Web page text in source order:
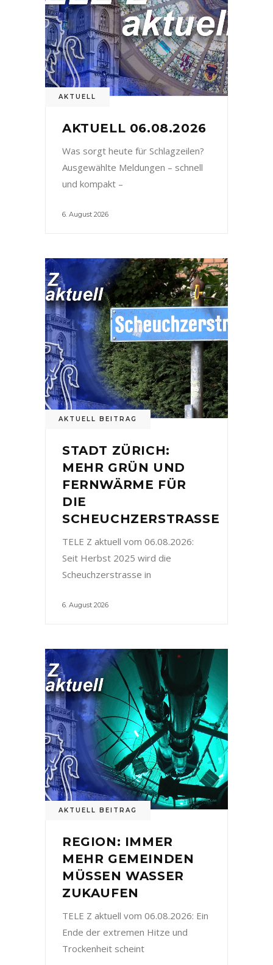
AKTUELL
AKTUELL 06.08.2026
Was sorgt heute für Schlagzeilen?
Ausgewählte Meldungen – schnell
und kompakt –
6. August 2026
AKTUELL BEITRAG
STADT ZÜRICH:
MEHR GRÜN UND
FERNWÄRME FÜR
DIE
SCHEUCHZERSTRASSE
TELE Z aktuell vom 06.08.2026:
Seit Herbst 2025 wird die
Scheuchzerstrasse in
6. August 2026
AKTUELL BEITRAG
REGION: IMMER
MEHR GEMEINDEN
MÜSSEN WASSER
ZUKAUFEN
TELE Z aktuell vom 06.08.2026: Ein
Ende der extremen Hitze und
Trockenheit scheint